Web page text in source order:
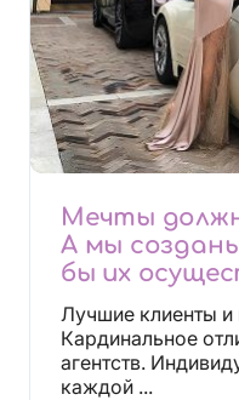
Мечты
А мы
бы их
Лучшие клиенты
Кардинальное
агентств. Индивидуальный подход к
каждой ...